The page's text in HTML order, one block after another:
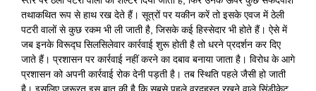
तथाकथित रूप से हाथ रख देते हैं। सूत्रों पर यकीन करें तो इसके एवज में ठेली
पटरी वालों से कुछ रकम भी ली जाती है, जिसके कई हिस्सेदार भी होते हैं। ऐसे में
जब इनके विरूद्घ सिलसिलेवार कार्रवाई शुरू होती है तो धरने प्रदर्शन कर दिए
जाते हैं। प्रशासन पर कार्रवाई नहीं करने का दबाव बनाया जाता है। विरोध के आगे
प्रशासन को अपनी कार्रवाई रोक देनी पड़ती है। तब स्थिति पहले जैसी हो जाती